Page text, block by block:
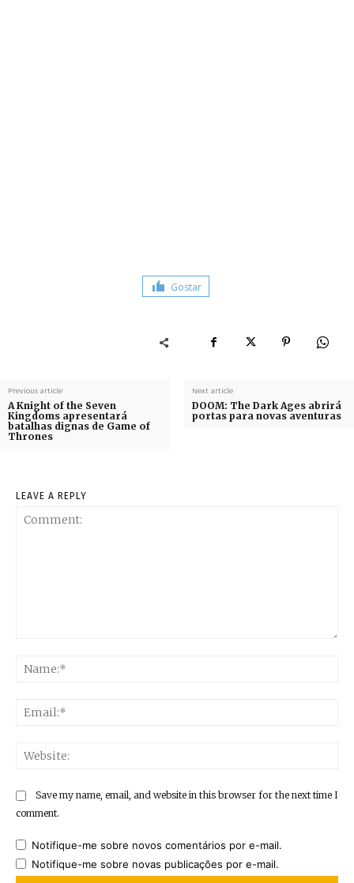
Gostar
Previous article
A Knight of the Seven
Kingdoms apresentará
batalhas dignas de Game of
Thrones
Next article
DOOM: The Dark Ages abrirá
portas para novas aventuras
LEAVE A REPLY
Save my name, email, and website in this browser for the next time I
comment.
Notifique-me sobre novos comentários por e-mail.
Notifique-me sobre novas publicações por e-mail.